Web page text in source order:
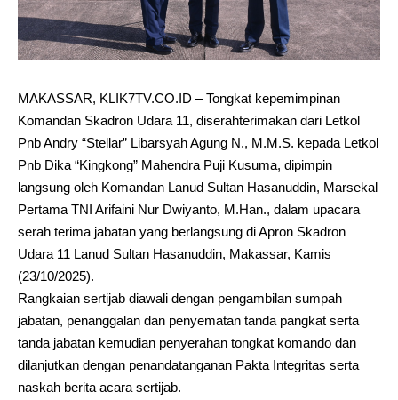
MAKASSAR, KLIK7TV.CO.ID – Tongkat kepemimpinan
Komandan Skadron Udara 11, diserahterimakan dari Letkol
Pnb Andry “Stellar” Libarsyah Agung N., M.M.S. kepada Letkol
Pnb Dika “Kingkong” Mahendra Puji Kusuma, dipimpin
langsung oleh Komandan Lanud Sultan Hasanuddin, Marsekal
Pertama TNI Arifaini Nur Dwiyanto, M.Han., dalam upacara
serah terima jabatan yang berlangsung di Apron Skadron
Udara 11 Lanud Sultan Hasanuddin, Makassar, Kamis
(23/10/2025).
Rangkaian sertijab diawali dengan pengambilan sumpah
jabatan, penanggalan dan penyematan tanda pangkat serta
tanda jabatan kemudian penyerahan tongkat komando dan
dilanjutkan dengan penandatanganan Pakta Integritas serta
naskah berita acara sertijab.